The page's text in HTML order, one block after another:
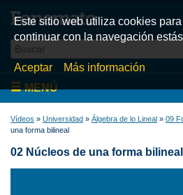
Inicio
MENÚ
Vídeos » Universidad » Álgebra de lo Lineal » 09
una forma bilineal
02 Núcleos de una forma bilineal
Este sitio web utiliza cookies
continuar con la navegación
Aceptar Más información